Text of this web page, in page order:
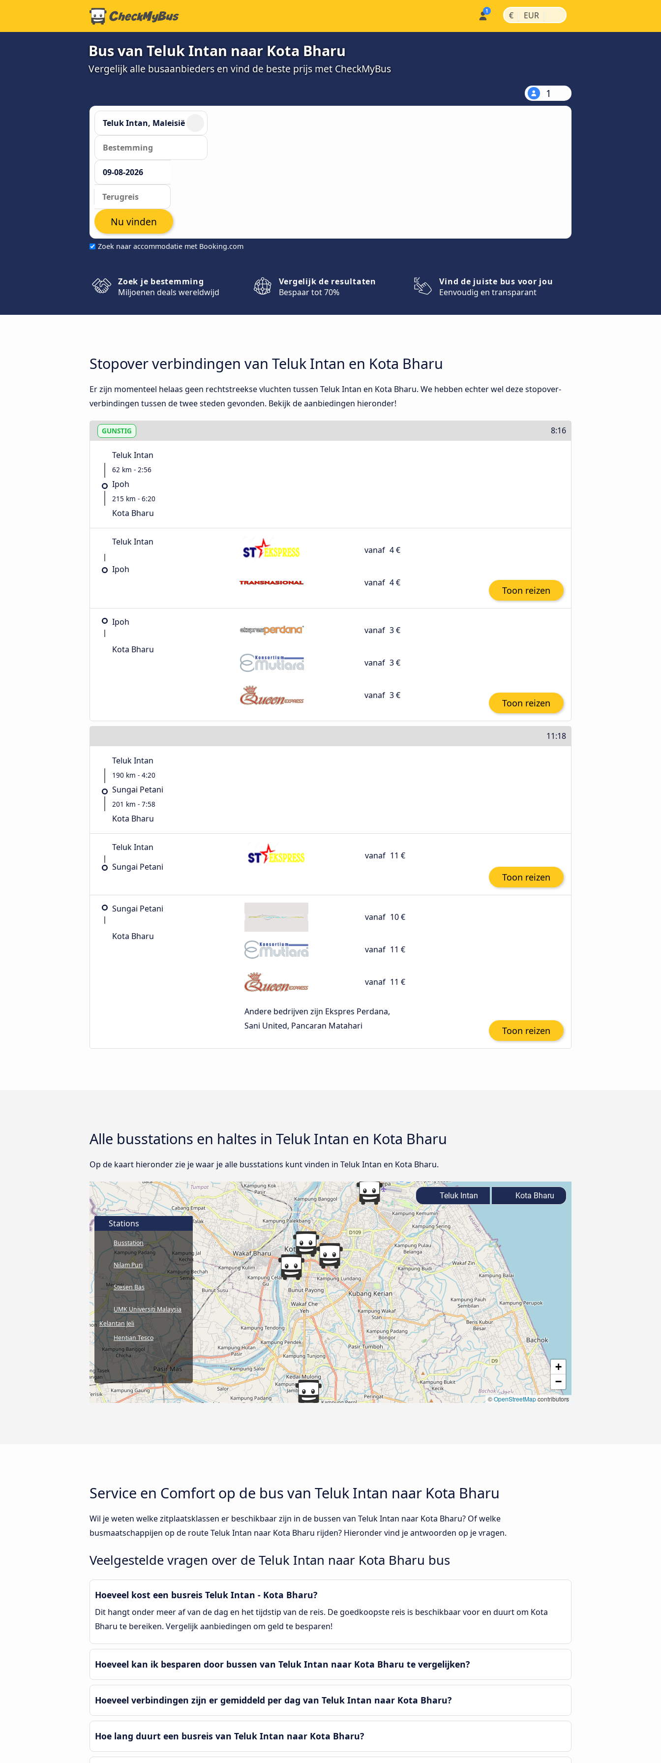
€ | EUR |
Bus van Teluk Intan naar Kota Bharu
Vergelijk alle busaanbieders en vind de beste prijs met CheckMyBus
1
Zoek naar accommodatie met Booking.com
Nu vinden
Zoek je bestemming
Miljoenen deals wereldwijd
Vergelijk de resultaten
Bespaar tot 70%
Vind de juiste bus voor jou
Eenvoudig en transparant
Stopover verbindingen van Teluk Intan en Kota Bharu
Er zijn momenteel helaas geen rechtstreekse vluchten tussen Teluk Intan en Kota Bharu. We hebben echter wel deze stopover-
verbindingen tussen de twee steden gevonden. Bekijk de aanbiedingen hieronder!
GUNSTIG 8:16
Teluk Intan
62 km - 2:56
Ipoh
215 km - 6:20
Kota Bharu
Teluk Intan
Ipoh
vanaf 4 €
vanaf 4 €
Toon reizen
Ipoh
Kota Bharu
vanaf 3 €
vanaf 3 €
vanaf 3 €
Toon reizen
11:18
Teluk Intan
190 km - 4:20
Sungai Petani
201 km - 7:58
Kota Bharu
Teluk Intan
Sungai Petani
vanaf 11 €
Toon reizen
Sungai Petani
Kota Bharu
vanaf 10 €
vanaf 11 €
vanaf 11 €
Andere bedrijven zijn Ekspres Perdana,
Sani United, Pancaran Matahari
Toon reizen
Alle busstations en haltes in Teluk Intan en Kota Bharu
Op de kaart hieronder zie je waar je alle busstations kunt vinden in Teluk Intan en Kota Bharu.
+
−
©OpenStreetMapcontributors
Stations
Busstation
Nilam Puri
Stesen Bas
UMK Universiti Malaysia
Kelantan Jeli
Hentian Tesco
Teluk Intan Kota Bharu
Service en Comfort op de bus van Teluk Intan naar Kota Bharu
Wil je weten welke zitplaatsklassen er beschikbaar zijn in de bussen van Teluk Intan naar Kota Bharu? Of welke
busmaatschappijen op de route Teluk Intan naar Kota Bharu rijden? Hieronder vind je antwoorden op je vragen.
Veelgestelde vragen over de Teluk Intan naar Kota Bharu bus
Hoeveel kost een busreis Teluk Intan - Kota Bharu?
Dit hangt onder meer af van de dag en het tijdstip van de reis. De goedkoopste reis is beschikbaar voor en duurt om Kota
Bharu te bereiken. Vergelijk aanbiedingen om geld te besparen!
Hoeveel kan ik besparen door bussen van Teluk Intan naar Kota Bharu te vergelijken?
Hoeveel verbindingen zijn er gemiddeld per dag van Teluk Intan naar Kota Bharu?
Hoe lang duurt een busreis van Teluk Intan naar Kota Bharu?